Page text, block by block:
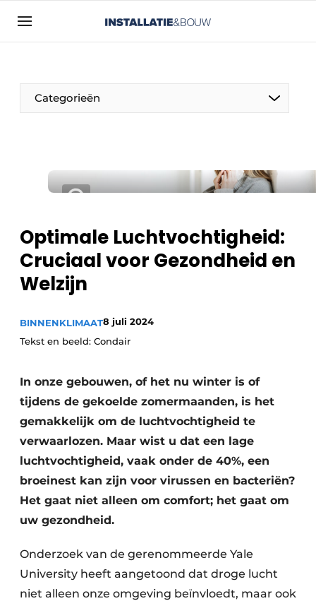
Aanmelden
Bedrijven
Contact
Installatie & Bouw | Platform over
Meest gelezen
Nieuwsbrief
Podcasts
Privacy / Cookie statement
Vacature aanmelden
Video’s
Categorieën
Optimale Luchtvochtigheid:
Cruciaal voor Gezondheid en
Welzijn
BINNENKLIMAAT8 juli 2024
Tekst en beeld: Condair
In onze gebouwen, of het nu winter is of
tijdens de gekoelde zomermaanden, is het
gemakkelijk om de luchtvochtigheid te
verwaarlozen. Maar wist u dat een lage
luchtvochtigheid, vaak onder de 40%, een
broeinest kan zijn voor virussen en bacteriën?
Het gaat niet alleen om comfort; het gaat om
uw gezondheid.
Onderzoek van de gerenommeerde Yale
University heeft aangetoond dat droge lucht
niet alleen onze omgeving beïnvloedt, maar ook